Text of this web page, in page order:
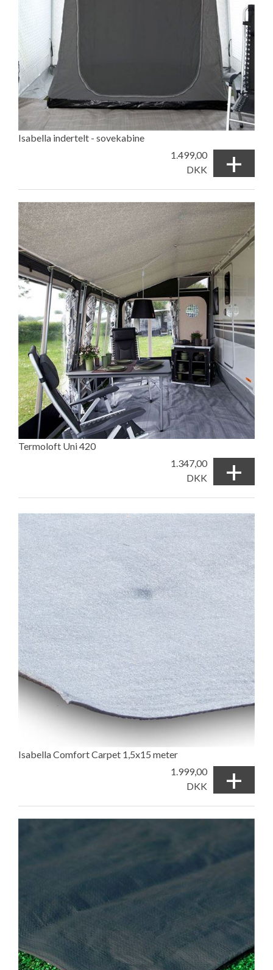
Isabella indertelt - sovekabine
1.499,00
DKK
+
Termoloft Uni 420
1.347,00
DKK
+
Isabella Comfort Carpet 1,5x15 meter
1.999,00
DKK
+